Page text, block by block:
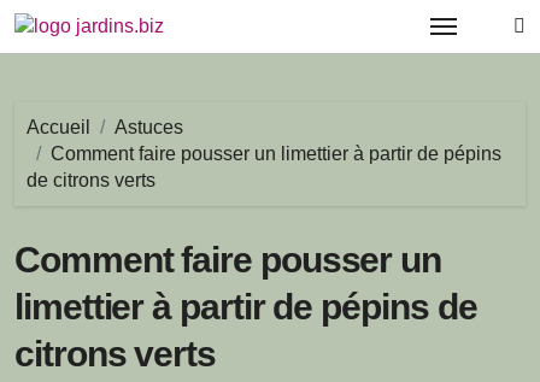
Passer
au
Accueil
Astuces
Comment faire pousser un limettier à partir de pépins
de citrons verts
Comment faire pousser un
limettier à partir de pépins de
citrons verts